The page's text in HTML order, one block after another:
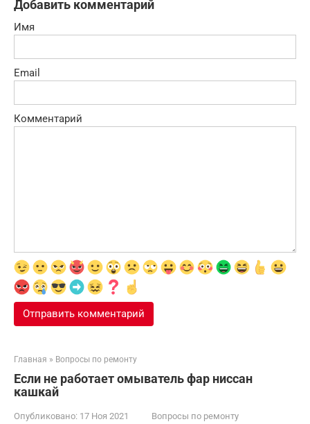
Добавить комментарий
Имя
Email
Комментарий
Главная » Вопросы по ремонту
Если не работает омыватель фар ниссан
кашкай
Опубликовано: 17 Ноя 2021
Вопросы по ремонту